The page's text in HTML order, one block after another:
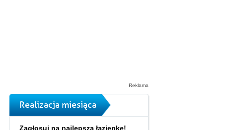
Reklama
Realizacja miesiąca
Zagłosuj na najlepszą łazienkę!